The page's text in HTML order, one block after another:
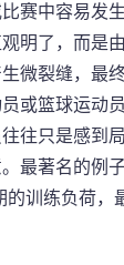
赛中容易发
明了，而是
微裂缝，最
或篮球运动
往只是感到
最著名的例
的训练负荷，